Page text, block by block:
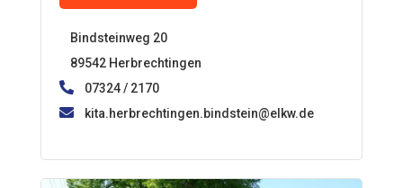
Bindsteinweg 20
89542 Herbrechtingen
07324 / 2170
kita.herbrechtingen.bindstein@elkw.de